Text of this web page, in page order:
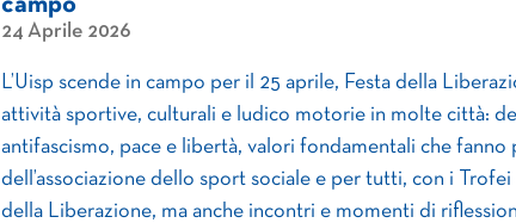
campo
24 Aprile 2026
L’Uisp scende in campo per il 25 aprile, Festa della
attività sportive, culturali e ludico motorie in molte città:
antifascismo, pace e libertà, valori fondamentali che fanno
dell’associazione dello sport sociale e per tutti, con i
della Liberazione, ma anche incontri e momenti di